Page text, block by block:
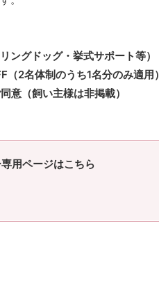
ングドッグ・挙式サポート等）
2名体制のうち1名分のみ適用）
意（飼い主様は非掲載）
用ページはこちら